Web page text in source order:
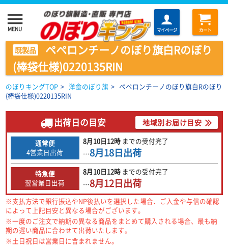
menu
MENU マイページ カート
既製品
ペペロンチーノのぼり旗白Rのぼり
(棒袋仕様)0220135RIN
のぼりキングTOP > 洋食のぼり旗 > ペペロンチーノのぼり旗白Rのぼり
(棒袋仕様)0220135RIN
出荷日の目安 地域別お届け目安
通常便
4営業日出荷
8月10日12時 までの受付完了
…8月18日出荷
特急便
翌営業日出荷
8月10日12時 までの受付完了
…8月12日出荷
※支払方法で銀行振込やNP後払いを選択した場合、ご入金や与信の確認
によって上記目安と異なる場合がございます。
※一度のご注文で納期の異なる商品をまとめて購入される場合、最も納
期の遅い商品に合わせて出荷いたします。
※土日祝日は営業日に含まれません。